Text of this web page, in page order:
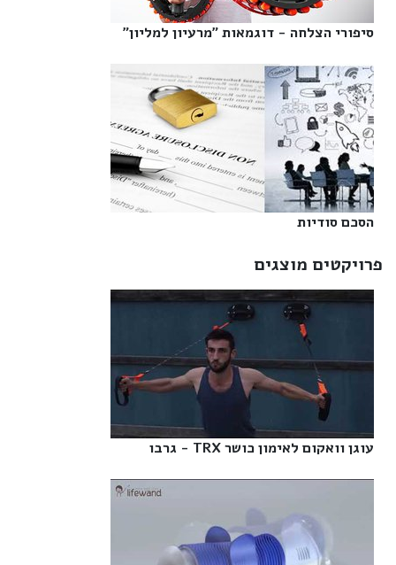
סיפורי הצלחה - דוגמאות "מרעיון למליון"‎
הסכם סודיות‎
פרויקטים מוצגים
עוגן וואקום לאימון כושר TRX - גרבו‎